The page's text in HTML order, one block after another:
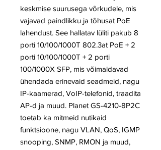
keskmise suurusega võrkudele, mis
vajavad paindlikku ja tõhusat PoE
lahendust. See hallatav lüliti pakub 8
porti 10/100/1000T 802.3at PoE + 2
porti 10/100/1000T + 2 porti
100/1000X SFP, mis võimaldavad
ühendada erinevaid seadmeid, nagu
IP-kaamerad, VoIP-telefonid, traadita
AP-d ja muud. Planet GS-4210-8P2C
toetab ka mitmeid nutikaid
funktsioone, nagu VLAN, QoS, IGMP
snooping, SNMP, RMON ja muud,